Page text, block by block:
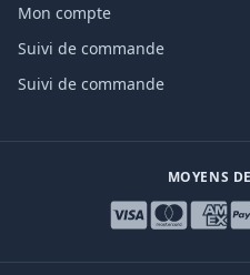
Mon compte
Suivi de commande
Suivi de commande
MOYENS